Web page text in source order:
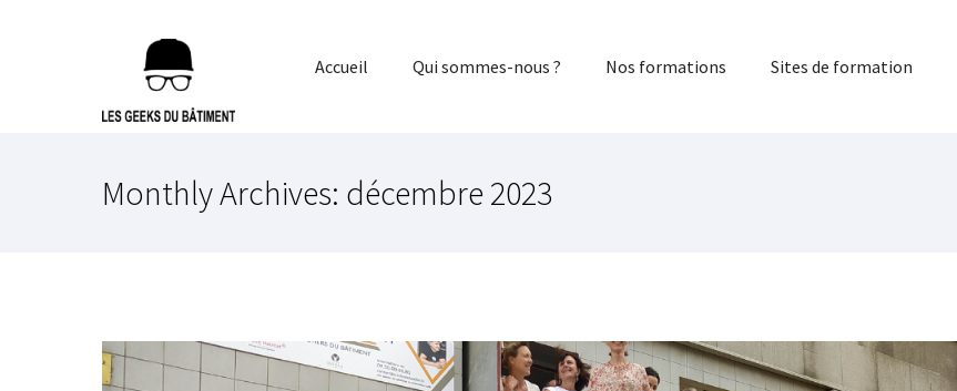
Accueil Qui sommes-nous ? Nos formations Sites de formation
Monthly Archives: décembre 2023